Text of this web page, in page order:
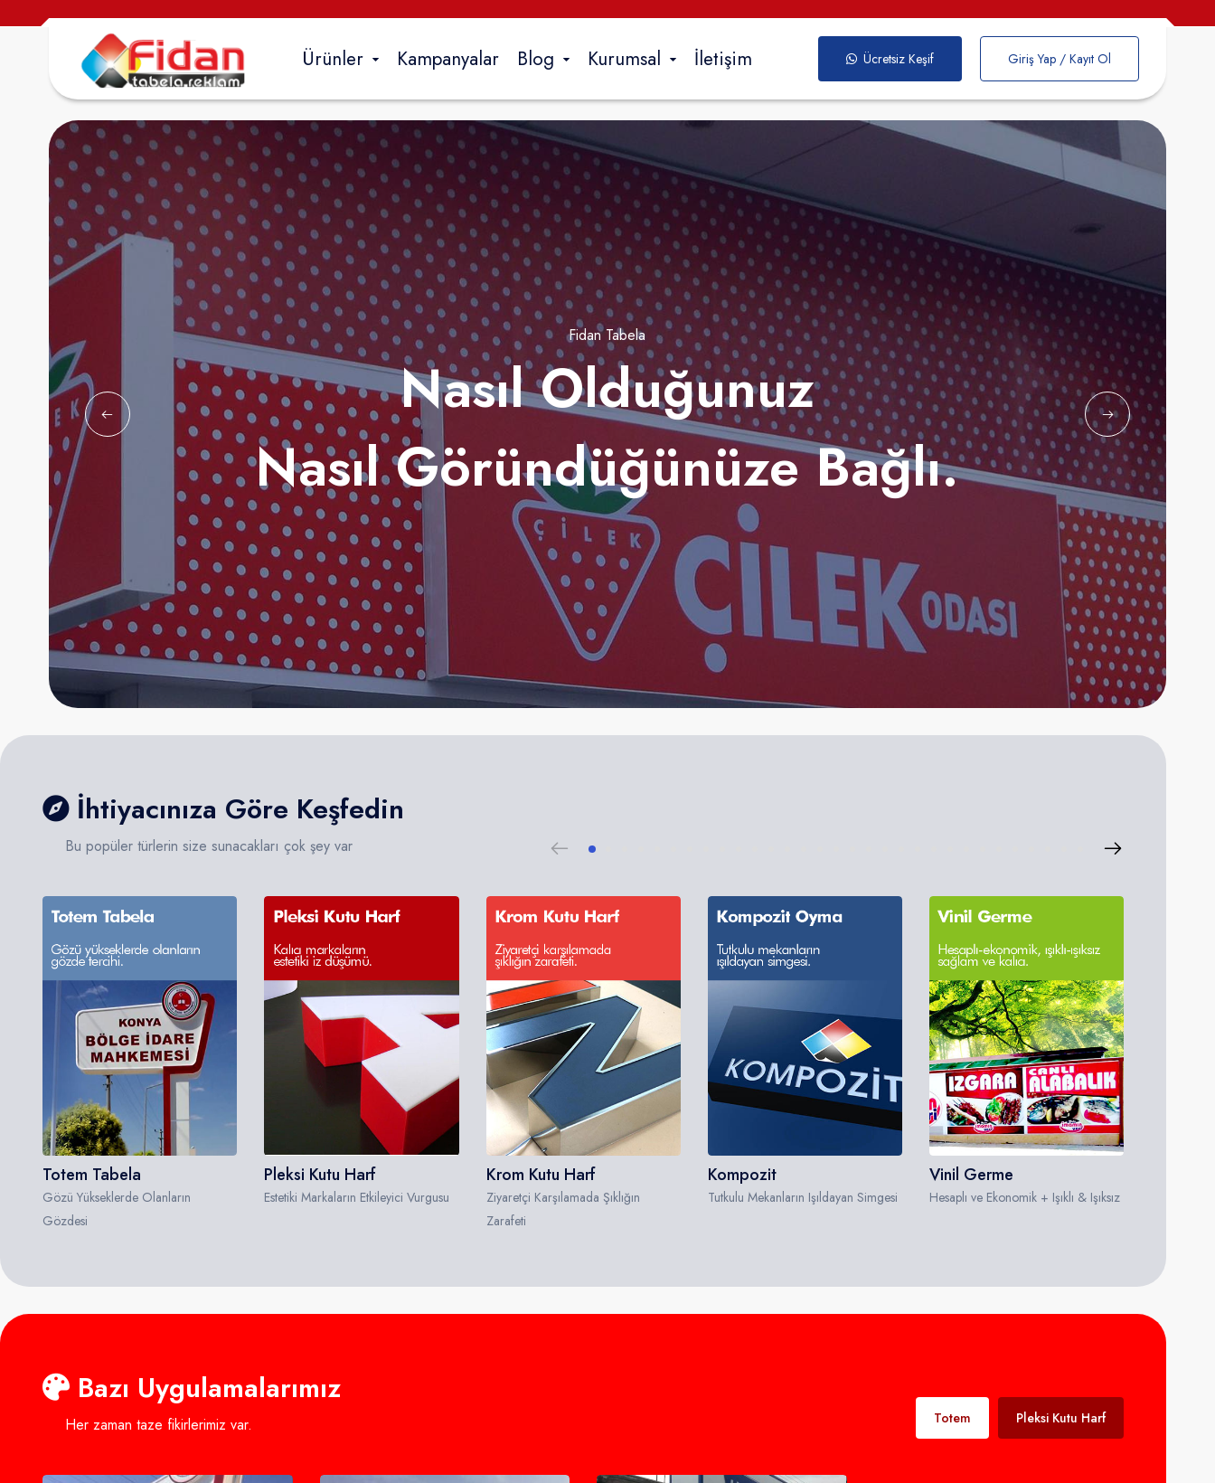
Ürünler
Dış mekan İç Mekan Dijital Baskı Cephe Giydirme
Tabela Çeşitleri
Totem Tabela
Pleksi Kutu Harf
Krom Kutu Harf
Kompozit
Vinil Germe
Folyo Kaplama
Dijital Baskı
Branda Baskı
Folyo Baskı
Sticker / Etiket Baskı
Afiş Baskısı
Örümcek Stand
Diğer
Flama & Bayrak
Metal Etiket
İhtiyacınıza Göre En
Uygun Olanı En İyi
Fiyatlarla
Tümünü Göster
Kampanyalar Blog Kurumsal İletişim Ücretsiz Keşif Giriş Yap / Kayıt Ol
Fidan Tabela
Nasıl Olduğunuz
Nasıl Göründüğünüze Bağlı.
İhtiyacınıza Göre Keşfedin
Bu popüler türlerin size sunacakları çok şey var
Totem Tabela
Gözü Yükseklerde Olanların
Gözdesi
Pleksi Kutu Harf
Estetiki Markaların Etkileyici Vurgusu
Krom Kutu Harf
Ziyaretçi Karşılamada Şıklığın
Zarafeti
Kompozit
Tutkulu Mekanların Işıldayan Simgesi
Vinil Germe
Hesaplı ve Ekonomik + Işıklı & Işıksız
Bazı Uygulamalarımız
Her zaman taze fikirlerimiz var. Totem Pleksi Kutu Harf